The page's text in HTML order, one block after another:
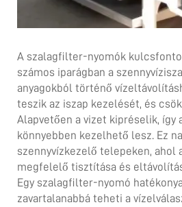
A szalagfilter-nyomók
számos iparágban a
anyagokból történő
teszik az iszap kezelését, és
Alapvetően a vizet kipréselik, így
könnyebben kezelhető lesz. Ez
szennyvízkezelő telepeken, ahol
megfelelő tisztítása és
Egy szalagfilter-nyomó
zavartalanabbá teheti a